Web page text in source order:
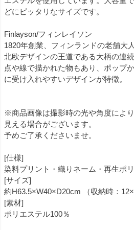
どにピッタリなサイズです。
Finlayson/フィンレイソン
1820年創業、フィンランドの老舗大
北欧デザインの王道である大柄の連
点や線で描かれた物もあり、ポップ
に受け入れやすいデザインが特徴。
※商品画像は撮影時の光や角度によ
見える場合がございます。
予めご了承くださいませ。
[仕様]
染料プリント・織りネーム・再生ポ
[サイズ]
約H63.5×W40×D20cm （収納時：
[素材]
ポリエステル100％